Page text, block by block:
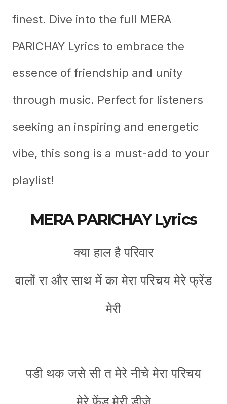
finest. Dive into the full MERA
PARICHAY Lyrics to embrace the
essence of friendship and unity
through music. Perfect for listeners
seeking an inspiring and energetic
vibe, this song is a must-add to your
playlist!
MERA PARICHAY Lyrics
क्या हाल है परिवार
वालों रा और साथ में का मेरा परिचय मेरे फ्रेंड
मेरी
पडी थक जसे सी त मेरे नीचे मेरा परिचय